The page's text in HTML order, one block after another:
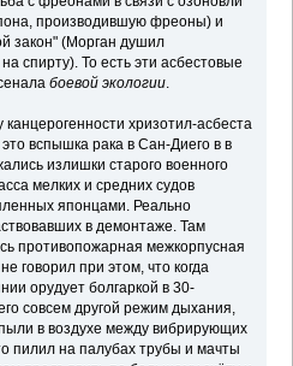
производившую фреоны) и
закон" (Морган душил
спирту). То есть эти асбестовые
боевой экологии.
хризотил-асбеста
вспышка рака в Сан-Диего в в
излишки старого военного
мелких и средних судов
японцами. Реально
в демонтаже. Там
противопожарная межкорпусная
говорил при этом, что когда
орудует болгаркой в 30-
совсем другой режим дыхания,
в воздухе между вибрирующих
пилил на палубах трубы и мачты